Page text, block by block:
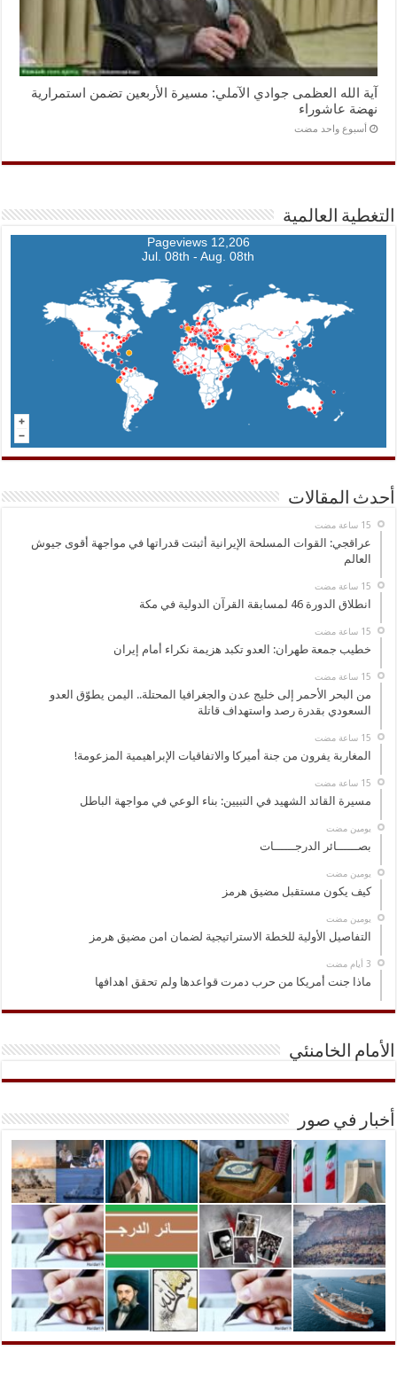
آية الله العظمى جوادي الآملي: مسيرة الأربعين تضمن استمرارية
نهضة عاشوراء
‏أسبوع واحد مضت
التغطية العالمية
12,206 Pageviews
Jul. 08th - Aug. 08th
أحدث المقالات
عراقجي: القوات المسلحة الإيرانية أثبتت قدراتها في مواجهة أقوى جيوش
العالم
انطلاق الدورة 46 لمسابقة القرآن الدولية في مكة
خطيب جمعة طهران: العدو تكبد هزيمة نكراء أمام إيران
من البحر الأحمر إلى خليج عدن والجغرافيا المحتلة.. اليمن يطوّق العدو
السعودي بقدرة رصد واستهداف قاتلة
المغاربة يفرون من جنة أميركا والاتفاقيات الإبراهيمية المزعومة!
مسيرة القائد الشهيد في التبيين: بناء الوعي في مواجهة الباطل
‏يومين مضت
بصــــــائر الدرجــــــات
‏يومين مضت
كيف يكون مستقبل مضيق هرمز
‏يومين مضت
التفاصيل الأولية للخطة الاستراتيجية لضمان امن مضيق هرمز
ماذا جنت أمريكا من حرب دمرت قواعدها ولم تحقق اهدافها
الأمام الخامنئي
أخبار في صور